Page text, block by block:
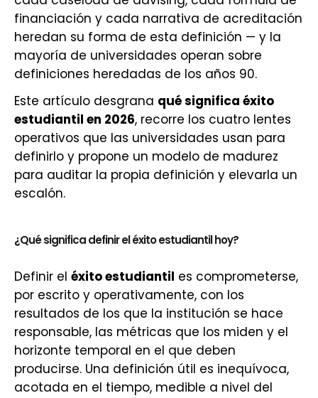
financiación y cada narrativa de acreditación
heredan su forma de esta definición — y la
mayoría de universidades operan sobre
definiciones heredadas de los años 90.
Este artículo desgrana qué significa éxito
estudiantil en 2026, recorre los cuatro lentes
operativos que las universidades usan para
definirlo y propone un modelo de madurez
para auditar la propia definición y elevarla un
escalón.
¿Qué significa definir el éxito estudiantil hoy?
Definir el éxito estudiantil es comprometerse,
por escrito y operativamente, con los
resultados de los que la institución se hace
responsable, las métricas que los miden y el
horizonte temporal en el que deben
producirse. Una definición útil es inequívoca,
acotada en el tiempo, medible a nivel del